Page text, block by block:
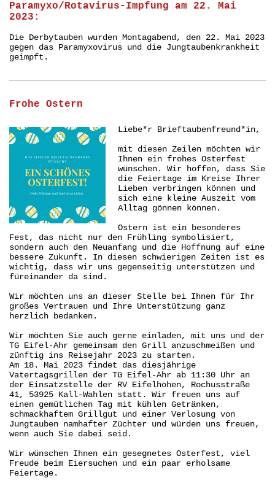
Paramyxo/Rotavirus-Impfung am 22. Mai
2023:
Die Derbytauben wurden Montagabend, den 22. Mai 2023
gegen das Paramyxovirus und die Jungtaubenkrankheit
geimpft.
Frohe Ostern
Liebe*r Brieftaubenfreund*in,
mit diesen Zeilen möchten wir
Ihnen ein frohes Osterfest
wünschen. Wir hoffen, dass Sie
die Feiertage im Kreise Ihrer
Lieben verbringen können und
sich eine kleine Auszeit vom
Alltag gönnen können.
Ostern ist ein besonderes
Fest, das nicht nur den Frühling symbolisiert,
sondern auch den Neuanfang und die Hoffnung auf eine
bessere Zukunft. In diesen schwierigen Zeiten ist es
wichtig, dass wir uns gegenseitig unterstützen und
füreinander da sind.
Wir möchten uns an dieser Stelle bei Ihnen für Ihr
großes Vertrauen und Ihre Unterstützung ganz
herzlich bedanken.
Wir möchten Sie auch gerne einladen, mit uns und der
TG Eifel-Ahr gemeinsam den Grill anzuschmeißen und
zünftig ins Reisejahr 2023 zu starten.
Am 18. Mai 2023 findet das diesjährige
Vatertagsgrillen der TG Eifel-Ahr ab 11:30 Uhr an
der Einsatzstelle der RV Eifelhöhen, Rochusstraße
41, 53925 Kall-Wahlen statt. Wir freuen uns auf
einen gemütlichen Tag mit kühlen Getränken,
schmackhaftem Grillgut und einer Verlosung von
Jungtauben namhafter Züchter und würden uns freuen,
wenn auch Sie dabei seid.
Wir wünschen Ihnen ein gesegnetes Osterfest, viel
Freude beim Eiersuchen und ein paar erholsame
Feiertage.